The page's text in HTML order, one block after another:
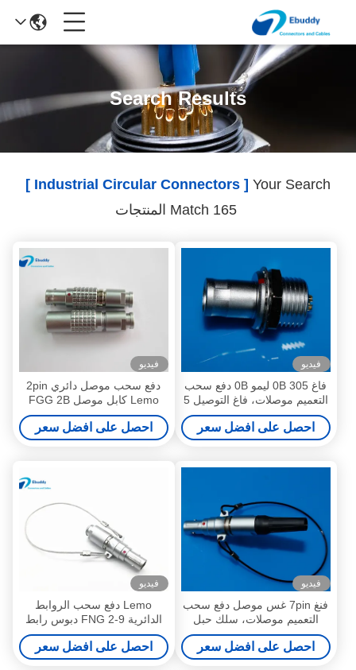
Search Results
Your Search
[ Industrial Circular Connectors ]
فيديو
فاغ 0B 305 ليمو 0B دفع سحب
التعميم موصلات، فاغ التوصيل 5
دبوس التعميم موصل
احصل على افضل سعر
فيديو
دفع سحب موصل دائري 2pin
Lemo كابل موصل FGG 2B
الحجم
احصل على افضل سعر
فيديو
فنغ 7pin غس موصل دفع سحب
التعميم موصلات، سلك حبل
كابل موصلات
احصل على افضل سعر
فيديو
Lemo دفع سحب الروابط
الدائرية FNG 2-9 دبوس رابط
GPS مع سلك حبل
احصل على افضل سعر